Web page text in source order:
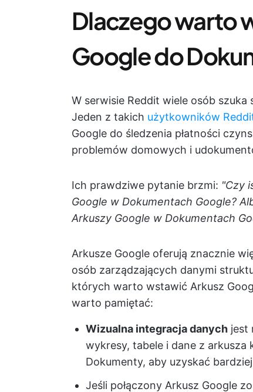
Dlaczego warto
Google do
W serwisie Reddit wiele osób
Jeden z takich użytkowników
Google do śledzenia płatności
problemów domowych i
Ich prawdziwe pytanie brzmi: "Czy
Google w Dokumentach Google?
Arkuszy Google w Dokumentach
Arkusze Google oferują znacznie
osób zarządzających danymi
których warto wstawić Arkusz
warto pamiętać:
Wizualna integracja danych jest
wykresy, tabele i dane z arkusza
Dokumenty, aby uzyskać
Jeśli połączony Arkusz Google